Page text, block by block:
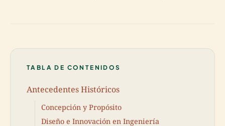
TABLA DE CONTENIDOS
Antecedentes Históricos
Concepción y Propósito
Diseño e Innovación en Ingeniería